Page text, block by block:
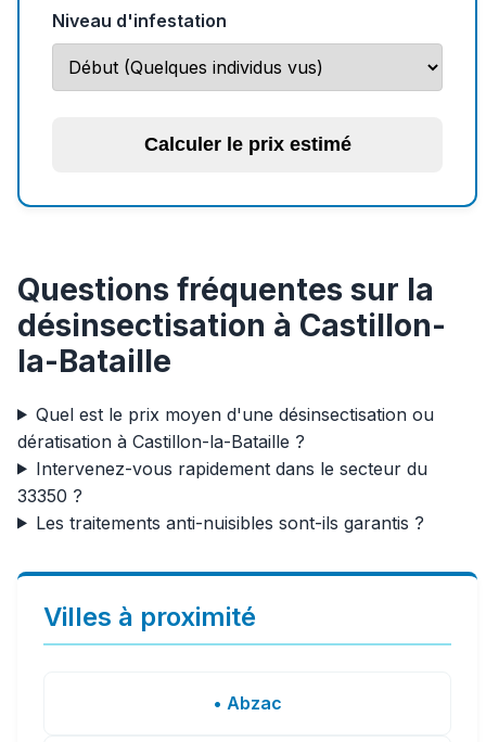
Niveau d'infestation
Calculer le prix estimé
Questions fréquentes sur la
désinsectisation à Castillon-
la-Bataille
Quel est le prix moyen d'une désinsectisation ou
dératisation à Castillon-la-Bataille ?
Intervenez-vous rapidement dans le secteur du
33350 ?
Les traitements anti-nuisibles sont-ils garantis ?
Villes à proximité
• Abzac